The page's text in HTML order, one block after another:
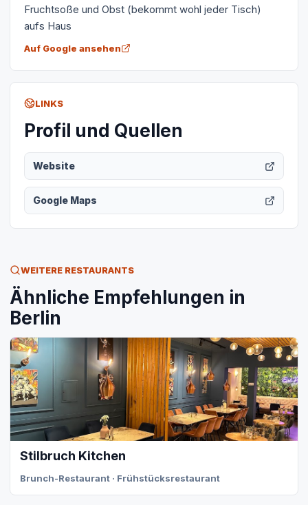
Fruchtsoße und Obst (bekommt wohl jeder Tisch)
aufs Haus
Auf Google ansehen
LINKS
Profil und Quellen
Website
Google Maps
WEITERE RESTAURANTS
Ähnliche Empfehlungen in
Berlin
Stilbruch Kitchen
Brunch-Restaurant · Frühstücksrestaurant